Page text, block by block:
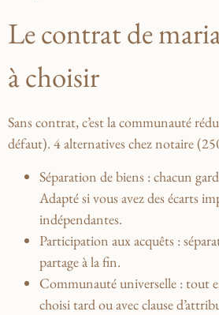
Le contrat de
à choisir
Sans contrat, c’est la communauté
défaut). 4 alternatives chez notaire
Séparation de biens : chacun
Adapté si vous avez des écarts
indépendantes.
Participation aux acquêts :
partage à la fin.
Communauté universelle : tout
choisi tard ou avec clause